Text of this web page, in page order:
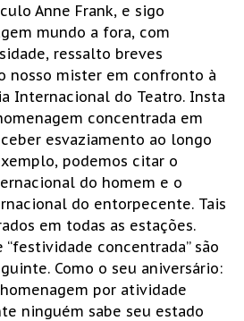
Anne Frank, e sigo
mundo a fora, com
ressalto breves
nosso mister em confronto à
Internacional do Teatro. Insta
concentrada em
esvaziamento ao longo
podemos citar o
do homem e o
do entorpecente. Tais
em todas as estações.
“festividade concentrada” são
Como o seu aniversário:
por atividade
ninguém sabe seu estado